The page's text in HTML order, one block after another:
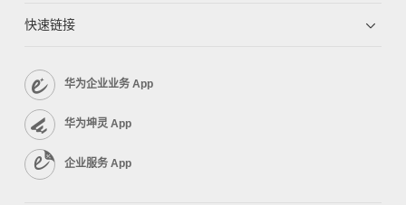
快速链接
华为企业业务 App
华为坤灵 App
企业服务 App